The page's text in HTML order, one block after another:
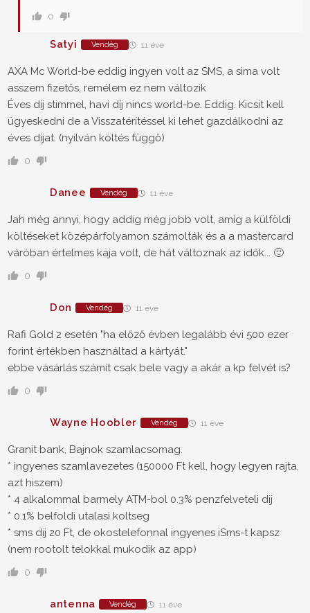
0
Satyi Vendég 11 éve
AXA Mc World-be eddig ingyen volt az SMS, a sima volt
asszem fizetős, remélem ez nem változik
Éves díj stimmel, havi díj nincs world-be. Eddig. Kicsit kell
ügyeskedni de a Visszatérítéssel ki lehet gazdálkodni az
éves díjat. (nyilván költés függő)
0
Danee Vendég 11 éve
Jah még annyi, hogy addig még jobb volt, amíg a külföldi
költéseket középárfolyamon számolták és a a mastercard
váróban értelmes kaja volt, de hát változnak az idők... 🙂
0
Don Vendég 11 éve
Rafi Gold 2 esetén "ha előző évben legalább évi 500 ezer
forint értékben használtad a kártyát."
ebbe vásárlás számít csak bele vagy a akár a kp felvét is?
0
Wayne Hoobler Vendég 11 éve
Granit bank, Bajnok szamlacsomag.
* ingyenes szamlavezetes (150000 Ft kell, hogy legyen rajta,
azt hiszem)
* 4 alkalommal barmely ATM-bol 0.3% penzfelveteli dij
* 0.1% belfoldi utalasi koltseg
* sms dij 20 Ft, de okostelefonnal ingyenes iSms-t kapsz
(nem rootolt telokkal mukodik az app)
0
antenna Vendég 11 éve